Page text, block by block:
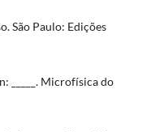
São Paulo: Edições
_____. Microfísica do